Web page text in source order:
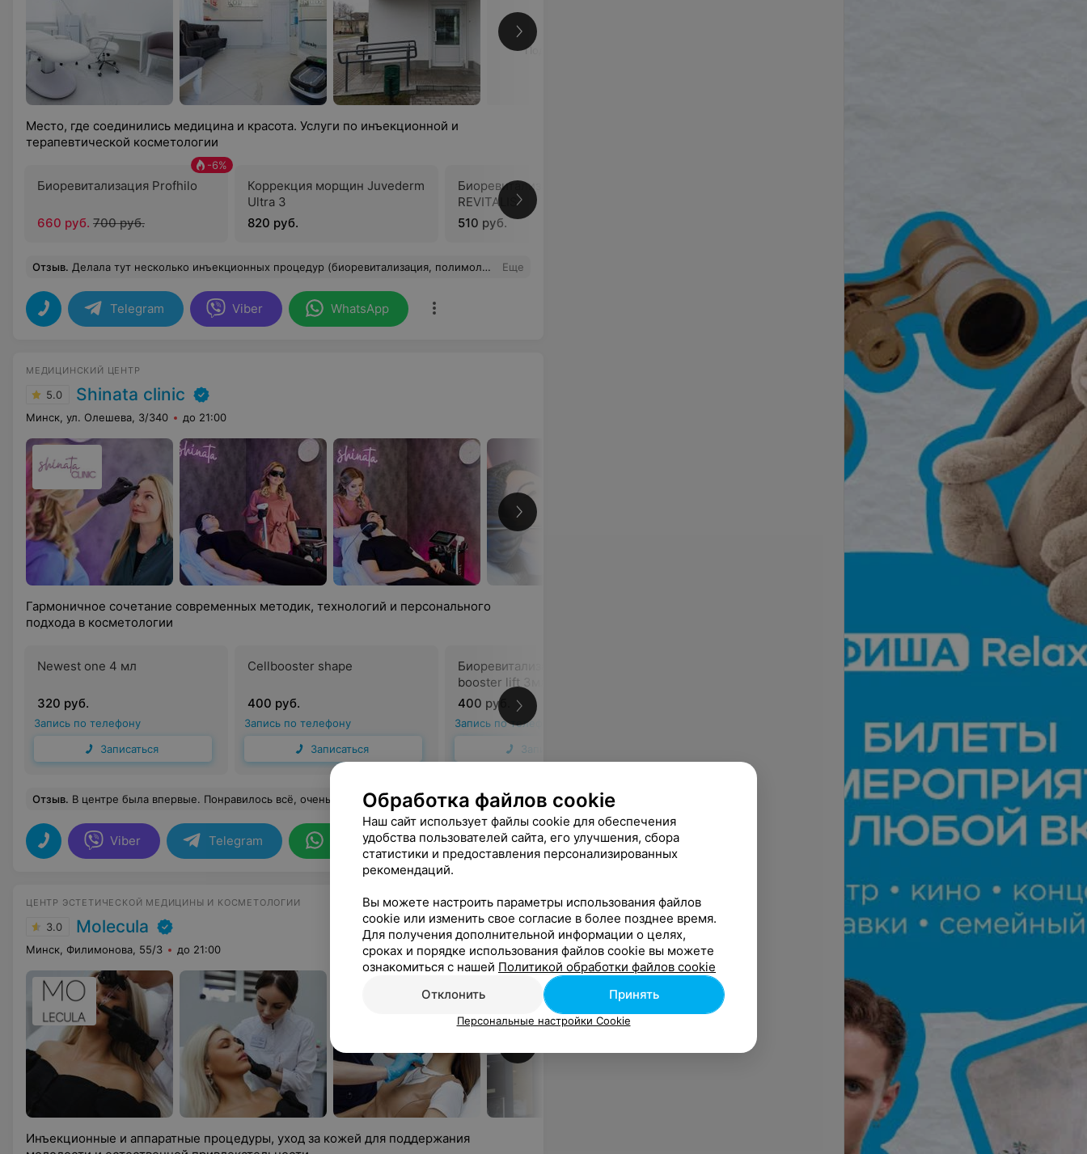
Подробнее
Место, где соединились медицина и красота. Услуги по инъекционной и
терапевтической косметологии
Биоревитализация Profhilo
-6%
660 руб. 700 руб.
Коррекция морщин Juvederm
Ultra 3
820 руб.
Биоревитализация CROMA
REVITALIS
510 руб.
250 руб.
Отзыв. Делала тут несколько инъекционных процедур (биоревитализация, полимолочная кислота). А также консультировалась у трихолога. Все прошло замечательно! Вежливость, профессионализм, консультация по всем вопросам. Большая благодарность! Еще
Telegram Viber WhatsApp
МЕДИЦИНСКИЙ ЦЕНТР
Подробнее
5.0 Shinata clinic
Минск, ул. Олешева, 3/340 до 21:00
Гармоничное сочетание современных методик, технологий и персонального
подхода в косметологии
Newest one 4 мл
320 руб.
Запись по телефону
Записаться
Cellbooster shape
400 руб.
Запись по телефону
Записаться
Биоревитализация Cell
booster lift 3мл
400 руб.
Запись по телефону
Записаться
Биоревитализация Коллост
Запись по телефону
Записаться
Отзыв. В центре была впервые. Понравилось всё, очень уютное место, приятная девушка на ресепшене. Анна Викторовна, специалист у которого я была, приятная и общительная. Сразу располагает к себе. Очень тщательно все делала. Ответила на все вопросы, так как я переживала, но все прошло великолепно. Спасибо ещё раз Еще
Viber Telegram WhatsApp
ЦЕНТР ЭСТЕТИЧЕСКОЙ МЕДИЦИНЫ И КОСМЕТОЛОГИИ
Подробнее
3.0 Molecula
Минск, Филимонова, 55/3 до 21:00
Инъекционные и аппаратные процедуры, уход за кожей для поддержания
Обработка файлов cookie
Наш сайт использует файлы cookie для обеспечения
удобства пользователей сайта, его улучшения, сбора
статистики и предоставления персонализированных
рекомендаций.
Вы можете настроить параметры использования файлов
cookie или изменить свое согласие в более позднее время.
Для получения дополнительной информации о целях,
сроках и порядке использования файлов cookie вы можете
ознакомиться с нашей Политикой обработки файлов cookie
Отклонить
Принять
Персональные настройки Cookie